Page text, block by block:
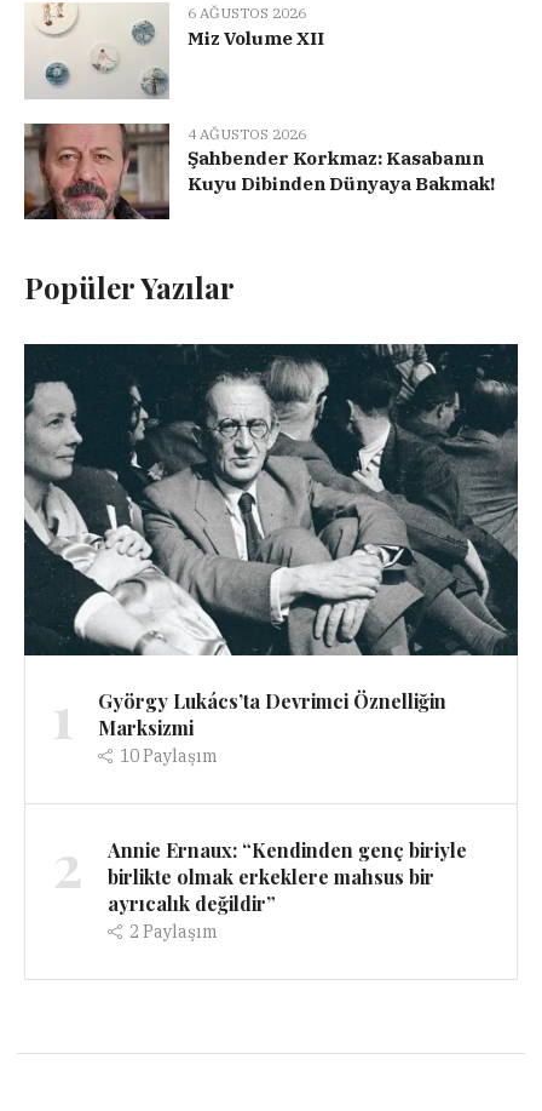
6 AĞUSTOS 2026
Miz Volume XII
4 AĞUSTOS 2026
Şahbender Korkmaz: Kasabanın
Kuyu Dibinden Dünyaya Bakmak!
Popüler Yazılar
1
György Lukács’ta Devrimci Öznelliğin
Marksizmi
10Paylaşım
2
Annie Ernaux: “Kendinden genç biriyle
birlikte olmak erkeklere mahsus bir
ayrıcalık değildir”
2 Paylaşım